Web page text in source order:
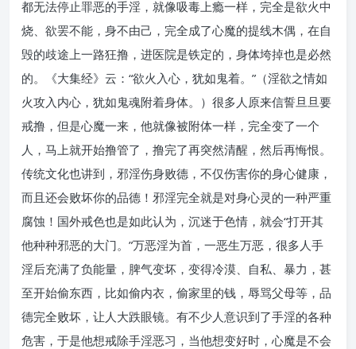
都无法停止罪恶的手淫，就像吸毒上瘾一样，完全是欲火中
烧、欲罢不能，身不由己，完全成了心魔的提线木偶，在自
毁的歧途上一路狂撸，进医院是铁定的，身体垮掉也是必然
的。《大集经》云：“欲火入心，犹如鬼着。”（淫欲之情如
火攻入内心，犹如鬼魂附着身体。）很多人原来信誓旦旦要
戒撸，但是心魔一来，他就像被附体一样，完全变了一个
人，马上就开始撸管了，撸完了再突然清醒，然后再悔恨。
传统文化也讲到，邪淫伤身败德，不仅伤害你的身心健康，
而且还会败坏你的品德！邪淫完全就是对身心灵的一种严重
腐蚀！国外戒色也是如此认为，沉迷于色情，就会“打开其
他种种邪恶的大门。”万恶淫为首，一恶生万恶，很多人手
淫后充满了负能量，脾气变坏，变得冷漠、自私、暴力，甚
至开始偷东西，比如偷内衣，偷家里的钱，辱骂父母等，品
德完全败坏，让人大跌眼镜。有不少人意识到了手淫的各种
危害，于是他想戒除手淫恶习，当他想变好时，心魔是不会